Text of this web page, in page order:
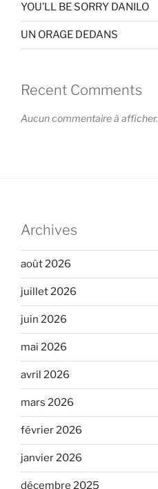
YOU’LL BE SORRY DANILO
UN ORAGE DEDANS
Recent Comments
Aucun commentaire à afficher.
Archives
août 2026
juillet 2026
juin 2026
mai 2026
avril 2026
mars 2026
février 2026
janvier 2026
décembre 2025